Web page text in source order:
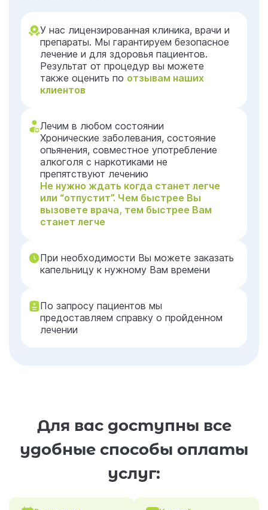
У нас лицензированная клиника, врачи и
препараты. Мы гарантируем безопасное
лечение и для здоровья пациентов.
Результат от процедур вы можете
также оценить по отзывам наших
клиентов
Лечим в любом состоянии
Хронические заболевания, состояние
опьянения, совместное употребление
алкоголя с наркотиками не
препятствуют лечению
Не нужно ждать когда станет легче
или “отпустит”. Чем быстрее Вы
вызовете врача, тем быстрее Вам
станет легче
При необходимости Вы можете заказать
капельницу к нужному Вам времени
По запросу пациентов мы
предоставляем справку о пройденном
лечении
Для вас доступны все
удобные способы оплаты
услуг: